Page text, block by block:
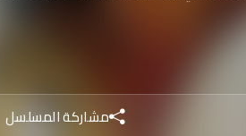
مشاركة المسلسل